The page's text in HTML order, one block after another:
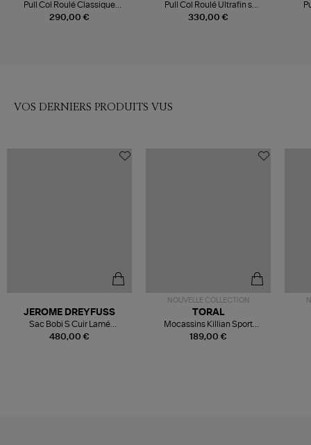
290,00 €
Pull Col Roulé Classique
Cachemire Gris Argente
330,00 €
Pull Col Roulé Ultrafin s
Cachemire Noir
VOS DERNIERS PRODUITS VUS
480,00 €
JEROME DREYFUSS
Sac Bobi S Cuir Lamé
Champagne
NOUVELLE COLLECTION
189,00 €
TORAL
Mocassins Killian Sport
Mousse